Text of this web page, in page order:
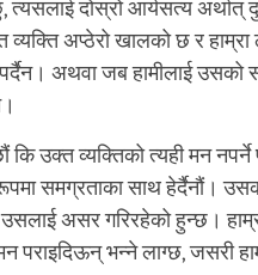
दोस्रो आर्यसत्य अर्थात्
अप्ठेरो खालको छ र हाम्रा
अथवा जब हामीलाई उसको
कि उक्त व्यक्तिको त्यही मन
समग्रताका साथ हेर्दैनौं।
असर गरिरहेको हुन्छ।
भन्ने लाग्छ, जसरी